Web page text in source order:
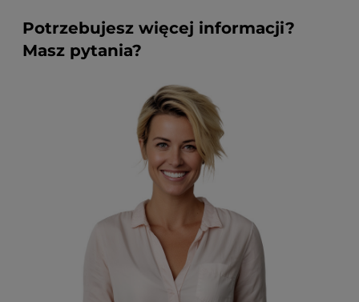
Potrzebujesz więcej informacji?
Masz pytania?